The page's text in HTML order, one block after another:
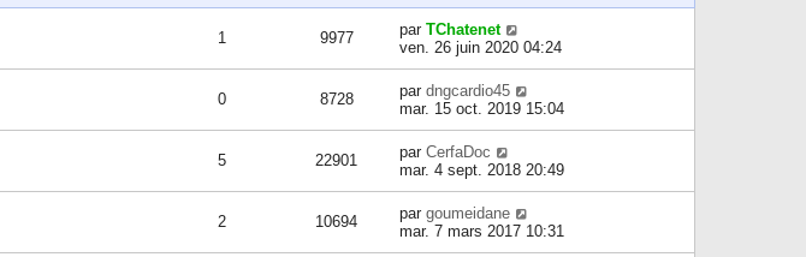
1 9977 par TChatenet
ven. 26 juin 2020 04:24
0 8728 par dngcardio45
mar. 15 oct. 2019 15:04
5 22901 par CerfaDoc
mar. 4 sept. 2018 20:49
2 10694 par goumeidane
mar. 7 mars 2017 10:31